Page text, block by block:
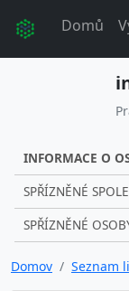
Domů
INFORMACE O
SPŘÍZNĚNÉ
SPŘÍZNĚNÉ
Domov Seznam